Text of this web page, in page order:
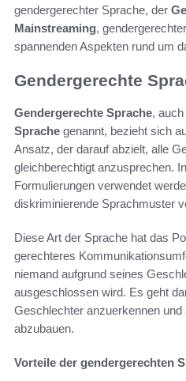
gendergerechter Sprache, der
Mainstreaming,
spannenden Aspekten rund um
Gendergerechte
Gendergerechte Sprache, auch
Sprache genannt, bezieht sich
Ansatz, der darauf abzielt, alle
gleichberechtigt anzusprechen.
Formulierungen verwendet
diskriminierende Sprachmuster
Diese Art der Sprache hat das
gerechteres
niemand aufgrund seines
ausgeschlossen wird. Es geht
Geschlechter anzuerkennen
abzubauen.
Vorteile der gendergerechten